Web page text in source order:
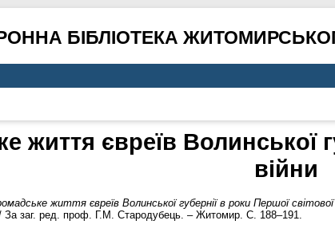
БІБЛІОТЕКА
життя євреїв Волинської
війни
життя євреїв Волинської губернії в роки Першої світової
/ За заг. ред. проф. Г.М. Стародубець. – Житомир. С. 188–191.